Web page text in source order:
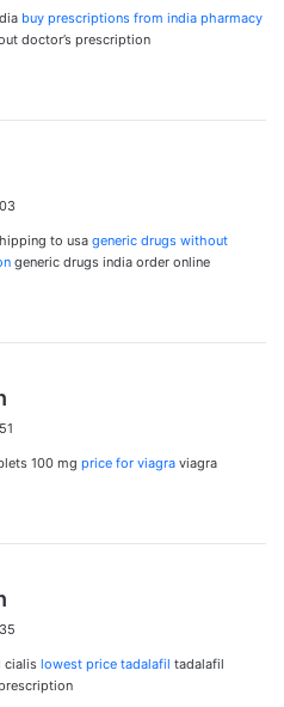
buy prescriptions from india pharmacy
doctor’s prescription
to usa generic drugs without
generic drugs india order online
t
100 mg price for viagra viagra
t
:
cialis lowest price tadalafil tadalafil